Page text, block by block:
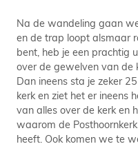
Na de wandeling gaan
en de trap loopt alsmaar
bent, heb je een prachtig
over de gewelven van de
Dan ineens sta je zeker
kerk en ziet het er ineens
van alles over de kerk en
waarom de
heeft. Ook komen we te